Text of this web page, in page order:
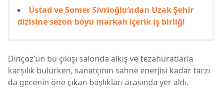
Üstad ve Somer Sivrioğlu’ndan Uzak Şehir
dizisine sezon boyu markalı içerik iş birliği
Dinçöz’ün bu çıkışı salonda alkış ve tezahüratlarla
karşılık bulurken, sanatçının sahne enerjisi kadar tarzı
da gecenin öne çıkan başlıkları arasında yer aldı.